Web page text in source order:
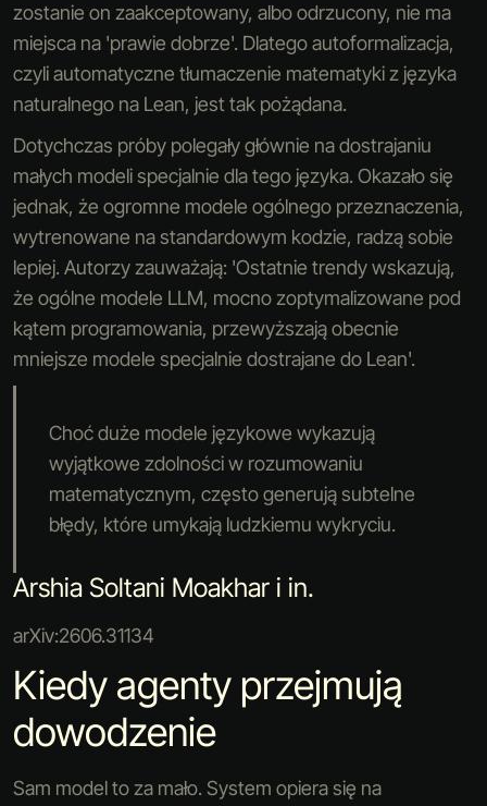
zostanie on zaakceptowany, albo odrzucony, nie ma
miejsca na 'prawie dobrze'. Dlatego autoformalizacja,
czyli automatyczne tłumaczenie matematyki z języka
naturalnego na Lean, jest tak pożądana.
Dotychczas próby polegały głównie na dostrajaniu
małych modeli specjalnie dla tego języka. Okazało się
jednak, że ogromne modele ogólnego przeznaczenia,
wytrenowane na standardowym kodzie, radzą sobie
lepiej. Autorzy zauważają: 'Ostatnie trendy wskazują,
że ogólne modele LLM, mocno zoptymalizowane pod
kątem programowania, przewyższają obecnie
mniejsze modele specjalnie dostrajane do Lean'.
Choć duże modele językowe wykazują
wyjątkowe zdolności w rozumowaniu
matematycznym, często generują subtelne
błędy, które umykają ludzkiemu wykryciu.
Arshia Soltani Moakhar i in.
arXiv:2606.31134
Kiedy agenty przejmują
dowodzenie
Sam model to za mało. System opiera się na